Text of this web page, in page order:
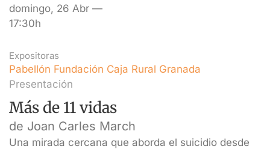
domingo, 26 Abr —
17:30h
Expositoras
Pabellón Fundación Caja Rural Granada
Presentación
Más de 11 vidas
de Joan Carles March
Una mirada cercana que aborda el suicidio desde